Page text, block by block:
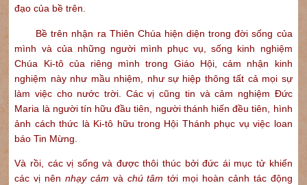
đạo của bề trên.
Bề trên nhận ra Thiên Chúa hiện diện trong đời sống của
mình và của những người mình phục vụ, sống kinh nghiệm
Chúa Ki-tô của riêng mình trong Giáo Hội, cảm nhận kinh
nghiệm này như mầu nhiệm, như sự hiệp thông tất cả mọi sự
làm việc cho nước trời. Các vị cũng tin và cảm nghiệm Đức
Maria là người tín hữu đầu tiên, người thánh hiến đều tiên, hình
ảnh cách thức là Ki-tô hữu trong Hội Thánh phục vụ việc loan
báo Tin Mừng.
Và rồi, các vị sống và được thôi thúc bởi đức ái mục tử khiến
các vị nênnhạy cảm và chú tâmtới mọi hoàn cảnh tác động